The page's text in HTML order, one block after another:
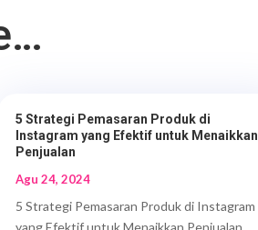
5 Strategi Pemasaran Produk di
Instagram yang Efektif untuk Menaikkan
Penjualan
Agu 24, 2024
5 Strategi Pemasaran Produk di Instagram
yang Efektif untuk Menaikkan Penjualan